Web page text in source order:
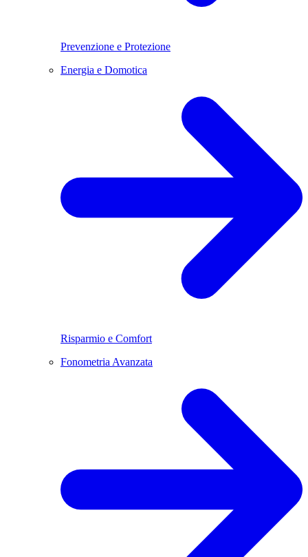
Prevenzione e Protezione
Energia e Domotica
Risparmio e Comfort
Fonometria Avanzata